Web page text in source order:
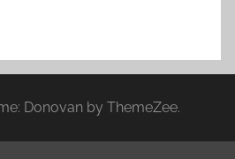
Donovan by ThemeZee.